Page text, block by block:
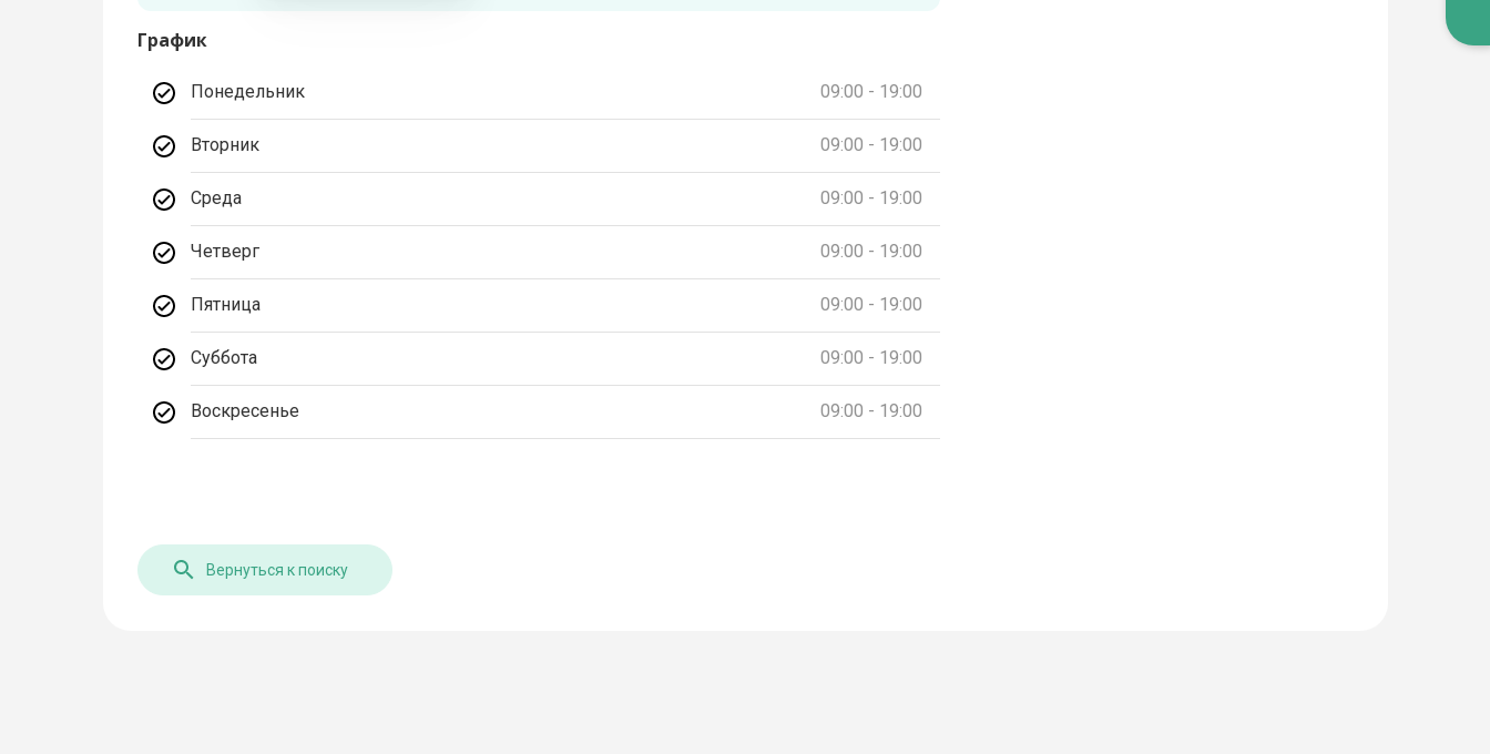
График
Понедельник 09:00 - 19:00
Вторник 09:00 - 19:00
Среда 09:00 - 19:00
Четверг 09:00 - 19:00
Пятница 09:00 - 19:00
Суббота 09:00 - 19:00
Воскресенье 09:00 - 19:00
Вернуться к поиску